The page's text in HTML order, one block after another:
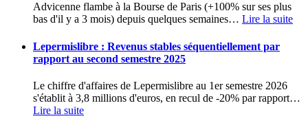
Advicenne flambe à la Bourse de Paris (+100% sur ses plus
bas d'il y a 3 mois) depuis quelques semaines… Lire la suite
Lepermislibre : Revenus stables séquentiellement par
rapport au second semestre 2025
Le chiffre d'affaires de Lepermislibre au 1er semestre 2026
s'établit à 3,8 millions d'euros, en recul de -20% par rapport…
Lire la suite